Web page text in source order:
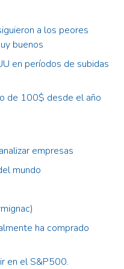
a los peores
buenos
en períodos de subidas
de 100$ desde el año
empresas
mundo
ha comprado
en el S&P500.